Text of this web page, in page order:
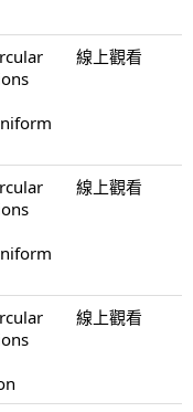
線上觀看
線上觀看
線上觀看